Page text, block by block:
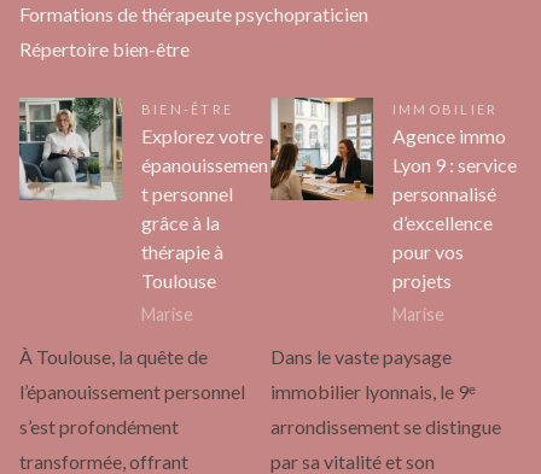
Formations de thérapeute psychopraticien
Répertoire bien-être
BIEN-ÊTRE
Explorez votre
épanouissemen
t personnel
grâce à la
thérapie à
Toulouse
Marise
À Toulouse, la quête de
l’épanouissement personnel
s’est profondément
transformée, offrant
IMMOBILIER
Agence immo
Lyon 9 : service
personnalisé
d’excellence
pour vos
projets
Marise
Dans le vaste paysage
immobilier lyonnais, le 9ᵉ
arrondissement se distingue
par sa vitalité et son